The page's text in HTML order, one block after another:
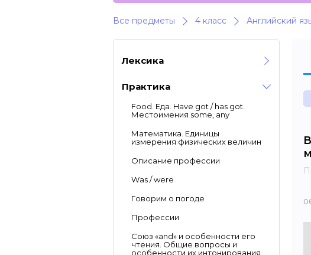
Все предметы 4 класс Английский
Лексика
Практика
Food. Еда. Have got / has got.
Местоимения some, any
Математика. Единицы
измерения физических величин
Описание профессии
Was / were
Говорим о погоде
Профессии
Союз «and» и особенности его
чтения. Общие вопросы и
особенности их интонирования